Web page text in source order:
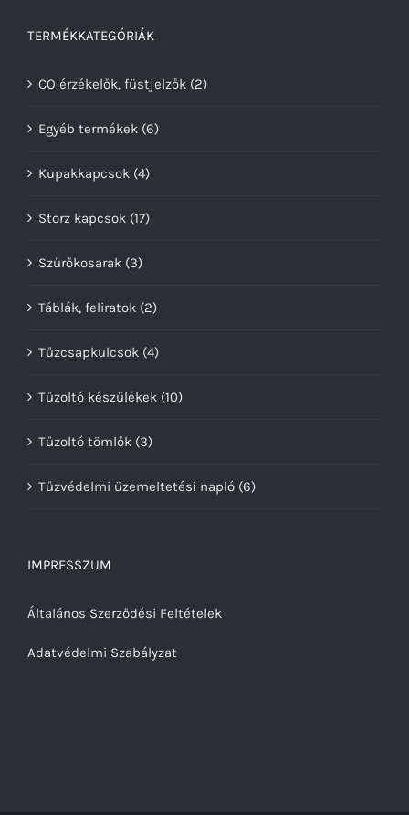
TERMÉKKATEGÓRIÁK
CO érzékelők, füstjelzők (2)
Egyéb termékek (6)
Kupakkapcsok (4)
Storz kapcsok (17)
Szűrőkosarak (3)
Táblák, feliratok (2)
Tűzcsapkulcsok (4)
Tűzoltó készülékek (10)
Tűzoltó tömlők (3)
Tűzvédelmi üzemeltetési napló (6)
IMPRESSZUM
Általános Szerződési Feltételek
Adatvédelmi Szabályzat